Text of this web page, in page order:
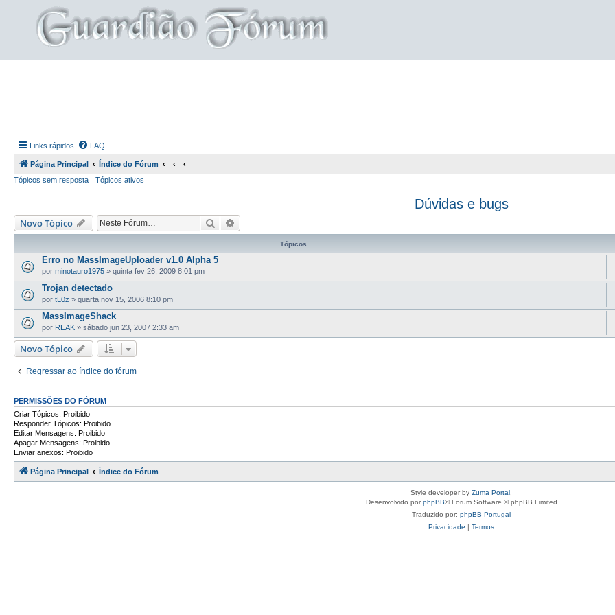
Links rápidos FAQ
Página Principal
Índice do Fórum
Tópicos sem resposta
Tópicos ativos
Dúvidas e bugs
Novo Tópico Pesquisar
Tópicos
Erro no MassImageUploader v1.0 Alpha 5
por minotauro1975 » quinta fev 26, 2009 8:01 pm
Trojan detectado
por tL0z » quarta nov 15, 2006 8:10 pm
MassImageShack
por REAK » sábado jun 23, 2007 2:33 am
Novo Tópico
Regressar ao índice do fórum
PERMISSÕES DO FÓRUM
Criar Tópicos: Proibido
Responder Tópicos: Proibido
Editar Mensagens: Proibido
Apagar Mensagens: Proibido
Enviar anexos: Proibido
Página Principal Índice do Fórum
Style developer by Zuma Portal
Desenvolvido porphpBB® Forum Software © phpBB Limited
Traduzido por: phpBB Portugal
Privacidade | Termos